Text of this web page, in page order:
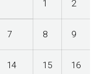
1 2
7 8 9
14 15 16